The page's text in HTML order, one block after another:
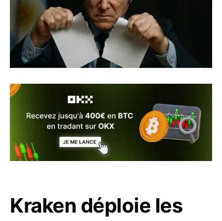
Kraken déploie les